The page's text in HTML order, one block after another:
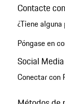
Contacte
¿Tiene
Póngase en
Social Media
Conectar con